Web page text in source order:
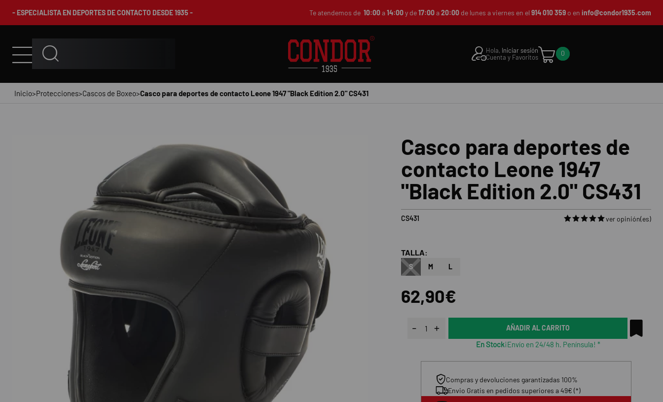
- ESPECIALISTA EN DEPORTES DE CONTACTO DESDE 1935 - Te atendemos de 10:00a14:00y de17:00a20:00de lunes a viernes en el 914 010 359o en info@condor1935.com
Hola, Iniciar sesión
Cuenta y Favoritos
0
Inicio>Protecciones>Cascos de Boxeo>Casco para deportes de contacto Leone 1947 "Black Edition 2.0" CS431
Casco para deportes de
contacto Leone 1947
"Black Edition 2.0" CS431
CS431 ver opinión(es)
TALLA:
S M L
62,90€
AÑADIR AL CARRITO
En Stock¡Envío en 24/48 h. Península! *
Compras y devoluciones garantizadas 100%
Envio Gratis en pedidos superiores a 49€ (*)